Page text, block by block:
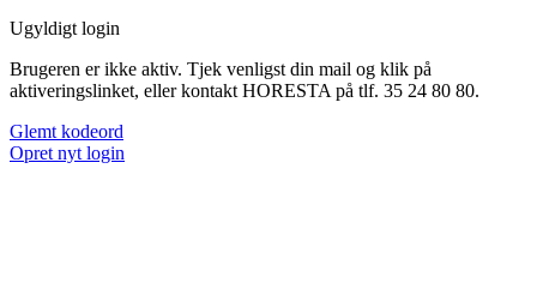
Ugyldigt login
Brugeren er ikke aktiv. Tjek venligst din mail og klik på
aktiveringslinket, eller kontakt HORESTA på tlf. 35 24 80 80.
Glemt kodeord
Opret nyt login